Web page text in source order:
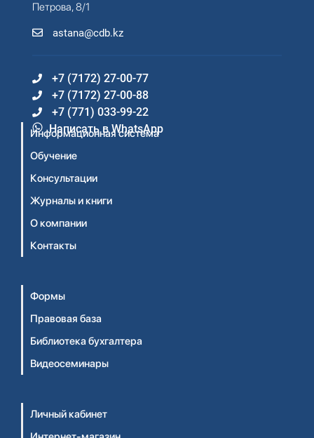
Петрова, 8/1
astana@cdb.kz
+7 (7172) 27-00-77
+7 (7172) 27-00-88
+7 (771) 033-99-22
Написать в WhatsApp
Информационная система
Обучение
Консультации
Журналы и книги
О компании
Контакты
Формы
Правовая база
Библиотека бухгалтера
Видеосеминары
Личный кабинет